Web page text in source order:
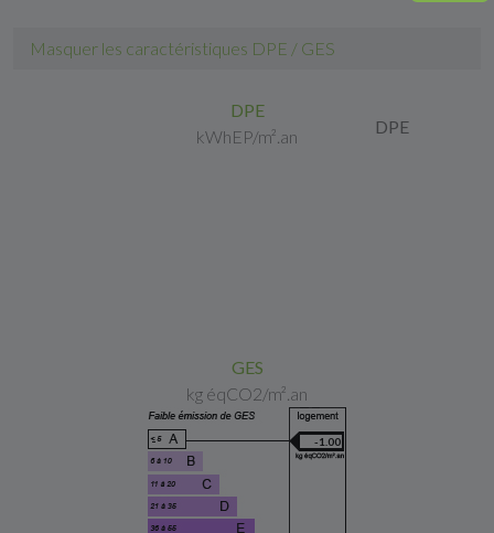
Masquer les caractéristiques DPE / GES
DPE
kWhEP/m².an
GES
kg éqCO2/m².an
-1.00
DPE